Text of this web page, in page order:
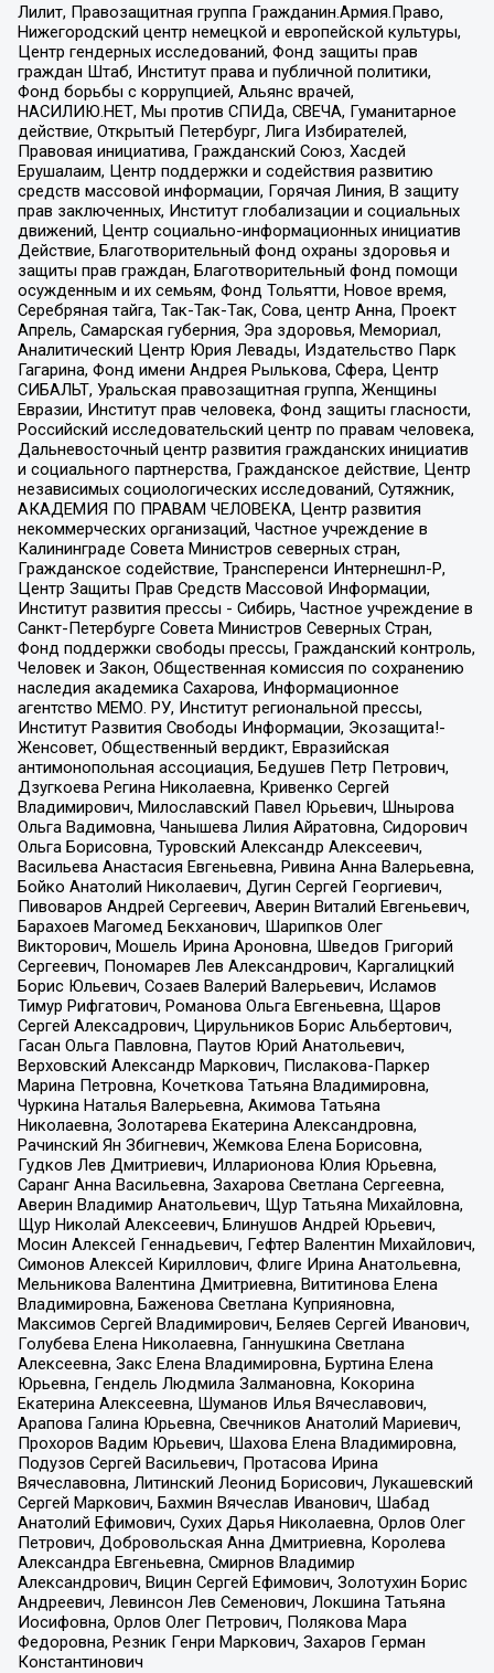
Лилит, Правозащитная группа Гражданин.Армия.Право,
Нижегородский центр немецкой и европейской культуры,
Центр гендерных исследований, Фонд защиты прав
граждан Штаб, Институт права и публичной политики,
Фонд борьбы с коррупцией, Альянс врачей,
НАСИЛИЮ.НЕТ, Мы против СПИДа, СВЕЧА, Гуманитарное
действие, Открытый Петербург, Лига Избирателей,
Правовая инициатива, Гражданский Союз, Хасдей
Ерушалаим, Центр поддержки и содействия развитию
средств массовой информации, Горячая Линия, В защиту
прав заключенных, Институт глобализации и социальных
движений, Центр социально-информационных инициатив
Действие, Благотворительный фонд охраны здоровья и
защиты прав граждан, Благотворительный фонд помощи
осужденным и их семьям, Фонд Тольятти, Новое время,
Серебряная тайга, Так-Так-Так, Сова, центр Анна, Проект
Апрель, Самарская губерния, Эра здоровья, Мемориал,
Аналитический Центр Юрия Левады, Издательство Парк
Гагарина, Фонд имени Андрея Рылькова, Сфера, Центр
СИБАЛЬТ, Уральская правозащитная группа, Женщины
Евразии, Институт прав человека, Фонд защиты гласности,
Российский исследовательский центр по правам человека,
Дальневосточный центр развития гражданских инициатив
и социального партнерства, Гражданское действие, Центр
независимых социологических исследований, Сутяжник,
АКАДЕМИЯ ПО ПРАВАМ ЧЕЛОВЕКА, Центр развития
некоммерческих организаций, Частное учреждение в
Калининграде Совета Министров северных стран,
Гражданское содействие, Трансперенси Интернешнл-Р,
Центр Защиты Прав Средств Массовой Информации,
Институт развития прессы - Сибирь, Частное учреждение в
Санкт-Петербурге Совета Министров Северных Стран,
Фонд поддержки свободы прессы, Гражданский контроль,
Человек и Закон, Общественная комиссия по сохранению
наследия академика Сахарова, Информационное
агентство МЕМО. РУ, Институт региональной прессы,
Институт Развития Свободы Информации, Экозащита!-
Женсовет, Общественный вердикт, Евразийская
антимонопольная ассоциация, Бедушев Петр Петрович,
Дзугкоева Регина Николаевна, Кривенко Сергей
Владимирович, Милославский Павел Юрьевич, Шнырова
Ольга Вадимовна, Чанышева Лилия Айратовна, Сидорович
Ольга Борисовна, Туровский Александр Алексеевич,
Васильева Анастасия Евгеньевна, Ривина Анна Валерьевна,
Бойко Анатолий Николаевич, Дугин Сергей Георгиевич,
Пивоваров Андрей Сергеевич, Аверин Виталий Евгеньевич,
Барахоев Магомед Бекханович, Шарипков Олег
Викторович, Мошель Ирина Ароновна, Шведов Григорий
Сергеевич, Пономарев Лев Александрович, Каргалицкий
Борис Юльевич, Созаев Валерий Валерьевич, Исламов
Тимур Рифгатович, Романова Ольга Евгеньевна, Щаров
Сергей Алексадрович, Цирульников Борис Альбертович,
Гасан Ольга Павловна, Паутов Юрий Анатольевич,
Верховский Александр Маркович, Пислакова-Паркер
Марина Петровна, Кочеткова Татьяна Владимировна,
Чуркина Наталья Валерьевна, Акимова Татьяна
Николаевна, Золотарева Екатерина Александровна,
Рачинский Ян Збигневич, Жемкова Елена Борисовна,
Гудков Лев Дмитриевич, Илларионова Юлия Юрьевна,
Саранг Анна Васильевна, Захарова Светлана Сергеевна,
Аверин Владимир Анатольевич, Щур Татьяна Михайловна,
Щур Николай Алексеевич, Блинушов Андрей Юрьевич,
Мосин Алексей Геннадьевич, Гефтер Валентин Михайлович,
Симонов Алексей Кириллович, Флиге Ирина Анатольевна,
Мельникова Валентина Дмитриевна, Вититинова Елена
Владимировна, Баженова Светлана Куприяновна,
Максимов Сергей Владимирович, Беляев Сергей Иванович,
Голубева Елена Николаевна, Ганнушкина Светлана
Алексеевна, Закс Елена Владимировна, Буртина Елена
Юрьевна, Гендель Людмила Залмановна, Кокорина
Екатерина Алексеевна, Шуманов Илья Вячеславович,
Арапова Галина Юрьевна, Свечников Анатолий Мариевич,
Прохоров Вадим Юрьевич, Шахова Елена Владимировна,
Подузов Сергей Васильевич, Протасова Ирина
Вячеславовна, Литинский Леонид Борисович, Лукашевский
Сергей Маркович, Бахмин Вячеслав Иванович, Шабад
Анатолий Ефимович, Сухих Дарья Николаевна, Орлов Олег
Петрович, Добровольская Анна Дмитриевна, Королева
Александра Евгеньевна, Смирнов Владимир
Александрович, Вицин Сергей Ефимович, Золотухин Борис
Андреевич, Левинсон Лев Семенович, Локшина Татьяна
Иосифовна, Орлов Олег Петрович, Полякова Мара
Федоровна, Резник Генри Маркович, Захаров Герман
Константинович